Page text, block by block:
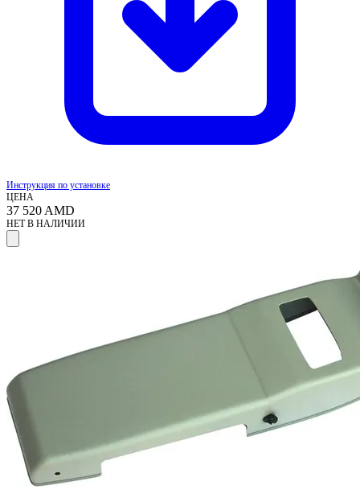
Инструкция по установке
ЦЕНА
37 520 AMD
НЕТ В НАЛИЧИИ